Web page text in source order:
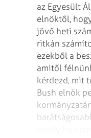
az Egyesült
elnöktől,
jövő heti
ritkán
ezekből a
amitől
kérdezd, mit
Bush elnök